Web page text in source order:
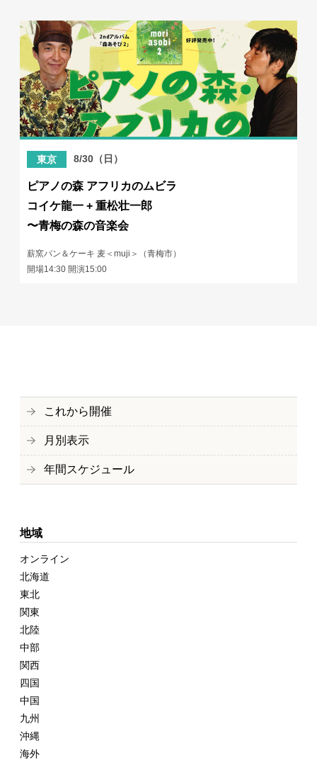
東京 8/30（日）
ピアノの森 アフリカのムビラ
コイケ龍一 + 重松壮一郎
〜青梅の森の音楽会
薪窯パン＆ケーキ 麦＜muji＞（青梅市）
開場14:30 開演15:00
これから開催
月別表示
年間スケジュール
地域
オンライン
北海道
東北
関東
北陸
中部
関西
四国
中国
九州
沖縄
海外